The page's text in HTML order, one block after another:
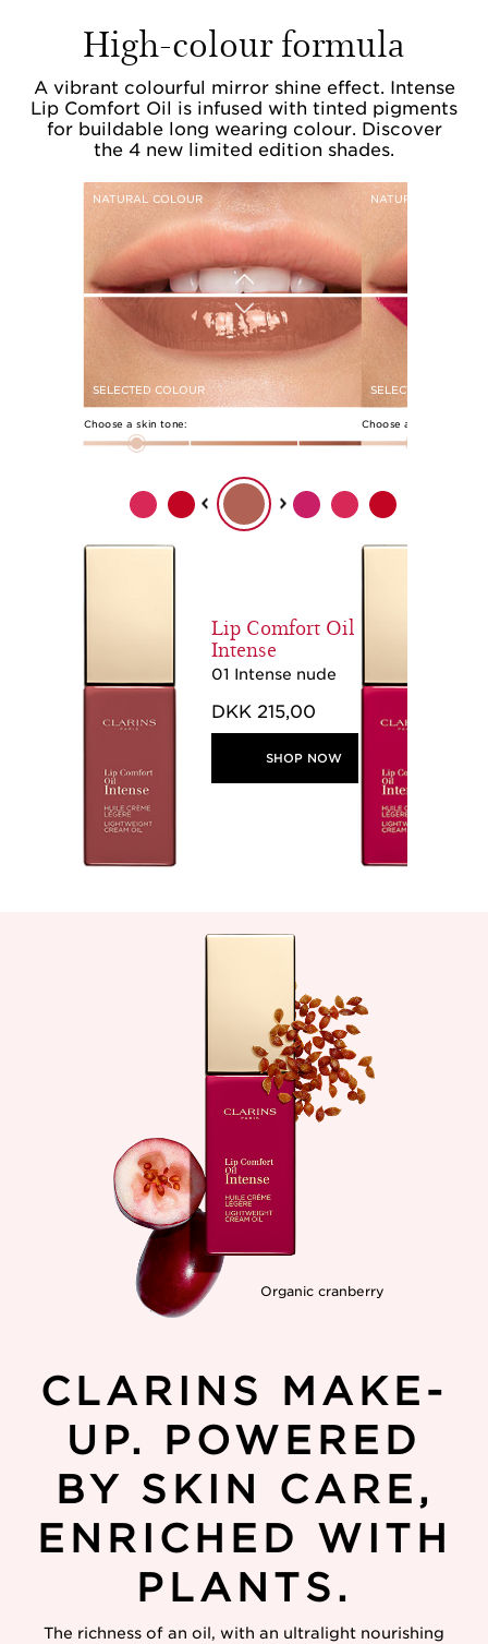
High-colour formula
A vibrant colourful mirror shine effect. Intense
Lip Comfort Oil is infused with tinted pigments
for buildable long wearing colour. Discover
the 4 new limited edition shades.
SELECTED COLOUR
NATURAL COLOUR
Choose a skin tone:
Lip Comfort Oil
Intense
01 Intense nude
DKK 215,00
SHOP NOW
SELECTED COLOUR
NATURAL COLOUR
Choose a skin tone:
Organic cranberry
CLARINS MAKE-
UP. POWERED
BY SKIN CARE,
ENRICHED WITH
PLANTS.
The richness of an oil, with an ultralight nourishing